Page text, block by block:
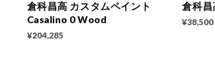
倉科昌高 カスタムペイント
Casalino 0 Wood
¥204,285
倉科昌
¥38,500